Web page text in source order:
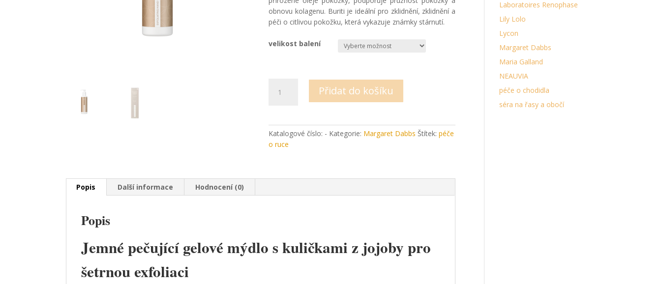
obnovu kolagenu. Buriti je ideální pro zklidnění, zklidnění a
péči o citlivou pokožku, která vykazuje známky stárnutí.
velikost balení
tekuté
ruce
Margaret
Dabbs
Přidat do košíku
Katalogové číslo: - Kategorie: Margaret Dabbs Štítek:péče
o ruce
Popis Další informace Hodnocení (0)
Popis
Jemné pečující gelové mýdlo s kuličkami z jojoby pro
šetrnou exfoliaci
Laboratoires Renophase
Lily Lolo
Lycon
Margaret Dabbs
Maria Galland
NEAUVIA
péče o chodidla
séra na řasy a obočí